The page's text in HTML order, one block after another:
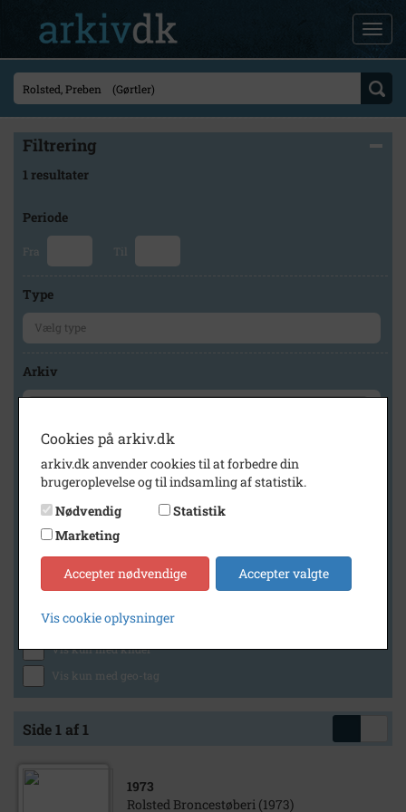
Filtrering
1 resultater
Periode
Fra Til
Type
Arkiv
Geografi
Generelt
Vis kun med billeder
Vis kun med lydklip
Vis kun med kilder
Vis kun med geo-tag
Side 1 af 1
1973
Rolsted Broncestøberi (1973)
Cookies på arkiv.dk
arkiv.dk anvender cookies til at forbedre din
brugeroplevelse og til indsamling af statistik.
Nødvendig
Statistik
Marketing
Accepter nødvendige Accepter valgte
Vis cookie oplysninger